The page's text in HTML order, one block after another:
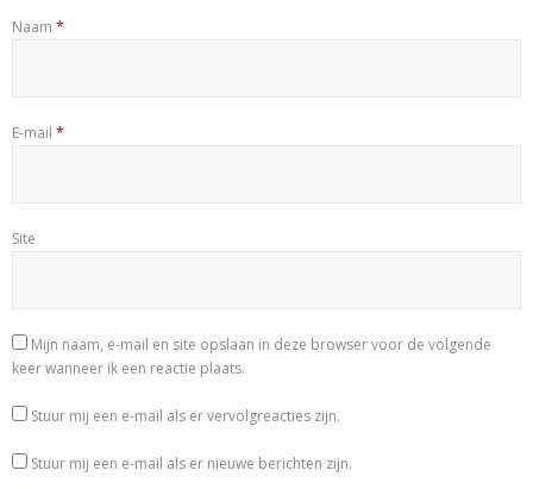
Naam *
E-mail *
Site
Mijn naam, e-mail en site opslaan in deze browser voor de volgende
keer wanneer ik een reactie plaats.
Stuur mij een e-mail als er vervolgreacties zijn.
Stuur mij een e-mail als er nieuwe berichten zijn.